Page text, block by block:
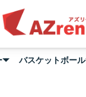
バスケットボール